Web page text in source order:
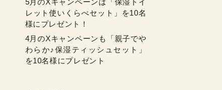
5月のXキャンペーンは「保湿トイ
レット使いくらべセット」を10名
様にプレゼント！
4月のXキャンペーンも「親子でや
わらか♪保湿ティッシュセット」
を10名様にプレゼント